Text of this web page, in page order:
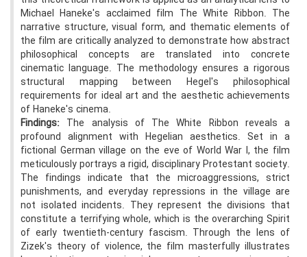
Michael Haneke's acclaimed film The White Ribbon. The
narrative structure, visual form, and thematic elements of
the film are critically analyzed to demonstrate how abstract
philosophical concepts are translated into concrete
cinematic language. The methodology ensures a rigorous
structural mapping between Hegel's philosophical
requirements for ideal art and the aesthetic achievements
of Haneke's cinema.
Findings: The analysis of The White Ribbon reveals a
profound alignment with Hegelian aesthetics. Set in a
fictional German village on the eve of World War I, the film
meticulously portrays a rigid, disciplinary Protestant society.
The findings indicate that the microaggressions, strict
punishments, and everyday repressions in the village are
not isolated incidents. They represent the divisions that
constitute a terrifying whole, which is the overarching Spirit
of early twentieth-century fascism. Through the lens of
Zizek's theory of violence, the film masterfully illustrates